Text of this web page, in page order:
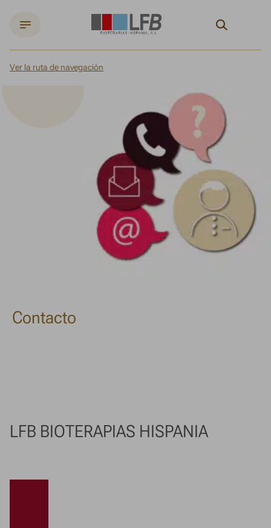
Search
Ver la ruta de navegación
Contacto
LFB BIOTERAPIAS HISPANIA